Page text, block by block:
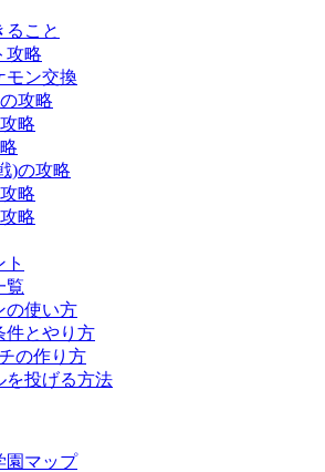
ること
攻略
モン交換
攻略
略
)の攻略
略
略
覧
の使い方
件とやり方
の作り方
を投げる方法
園マップ